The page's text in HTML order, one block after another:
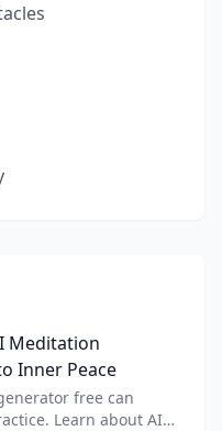
Meditation
Inner Peace
free can
Learn about AI